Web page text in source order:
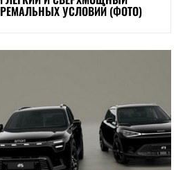
УСЛОВИЙ (ФОТО)